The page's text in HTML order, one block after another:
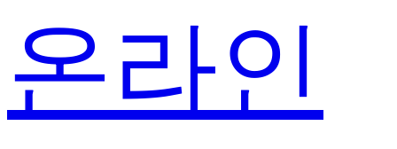
온라인